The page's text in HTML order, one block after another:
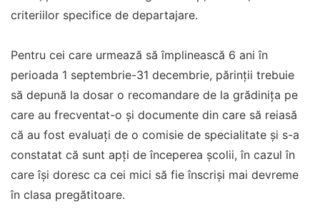
criteriilor specifice de departajare.
Pentru cei care urmează să împlinească 6 ani în
perioada 1 septembrie-31 decembrie, părinții trebuie
să depună la dosar o recomandare de la grădinița pe
care au frecventat-o și documente din care să reiasă
că au fost evaluați de o comisie de specialitate și s-a
constatat că sunt apți de începerea școlii, în cazul în
care își doresc ca cei mici să fie înscriși mai devreme
în clasa pregătitoare.